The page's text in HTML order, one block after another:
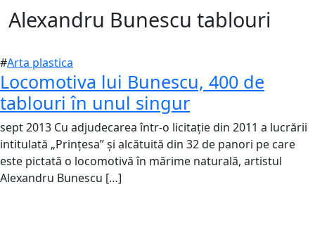
Alexandru Bunescu tablouri
#Arta plastica
Locomotiva lui Bunescu, 400 de
tablouri în unul singur
9
septembrie
201316
0
sept 2013 Cu adjudecarea într-o licitaţie din 2011 a lucrării
intitulată „Prinţesa” şi alcătuită din 32 de panori pe care
este pictată o locomotivă în mărime naturală, artistul
Alexandru Bunescu […]